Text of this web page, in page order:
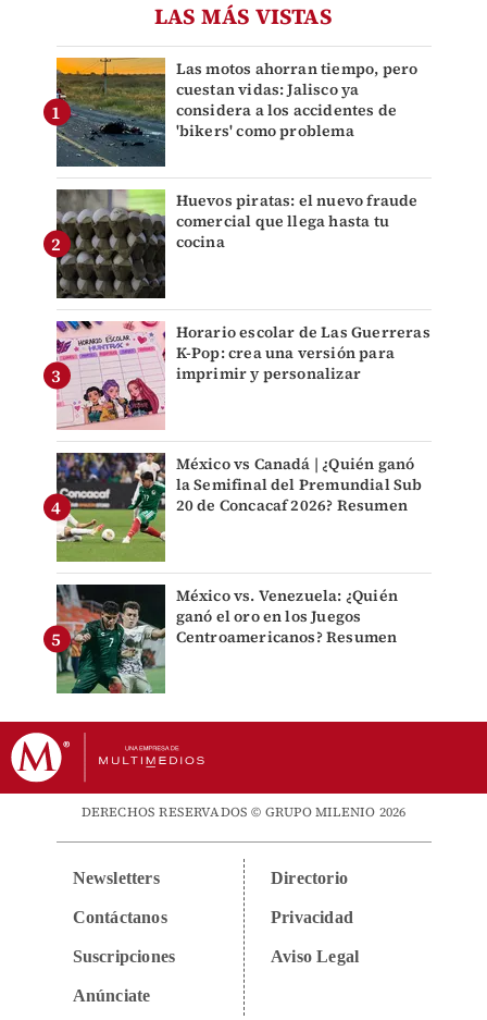
LAS MÁS VISTAS
Las motos ahorran tiempo, pero
cuestan vidas: Jalisco ya
considera a los accidentes de
'bikers' como problema
Huevos piratas: el nuevo fraude
comercial que llega hasta tu
cocina
Horario escolar de Las Guerreras
K-Pop: crea una versión para
imprimir y personalizar
México vs Canadá | ¿Quién ganó
la Semifinal del Premundial Sub
20 de Concacaf 2026? Resumen
México vs. Venezuela: ¿Quién
ganó el oro en los Juegos
Centroamericanos? Resumen
DERECHOS RESERVADOS © GRUPO MILENIO 2026
Newsletters
Contáctanos
Suscripciones
Anúnciate
Directorio
Privacidad
Aviso Legal